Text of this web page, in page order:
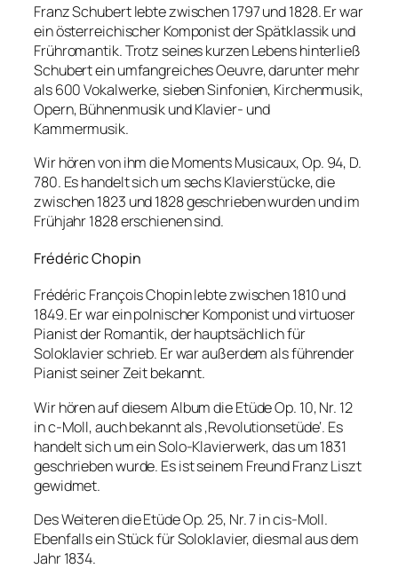
Franz Schubert lebte zwischen 1797 und 1828. Er war
ein österreichischer Komponist der Spätklassik und
Frühromantik. Trotz seines kurzen Lebens hinterließ
Schubert ein umfangreiches Oeuvre, darunter mehr
als 600 Vokalwerke, sieben Sinfonien, Kirchenmusik,
Opern, Bühnenmusik und Klavier- und
Kammermusik.
Wir hören von ihm die Moments Musicaux, Op. 94, D.
780. Es handelt sich um sechs Klavierstücke, die
zwischen 1823 und 1828 geschrieben wurden und im
Frühjahr 1828 erschienen sind.
Frédéric Chopin
Frédéric François Chopin lebte zwischen 1810 und
1849. Er war ein polnischer Komponist und virtuoser
Pianist der Romantik, der hauptsächlich für
Soloklavier schrieb. Er war außerdem als führender
Pianist seiner Zeit bekannt.
Wir hören auf diesem Album die Etüde Op. 10, Nr. 12
in c-Moll, auch bekannt als ‚Revolutionsetüde‘. Es
handelt sich um ein Solo-Klavierwerk, das um 1831
geschrieben wurde. Es ist seinem Freund Franz Liszt
gewidmet.
Des Weiteren die Etüde Op. 25, Nr. 7 in cis-Moll.
Ebenfalls ein Stück für Soloklavier, diesmal aus dem
Jahr 1834.